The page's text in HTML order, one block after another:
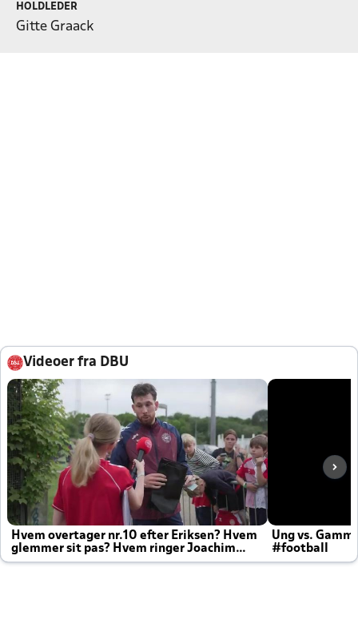
HOLDLEDER
Gitte Graack
Videoer fra DBU
Hvem overtager nr.10 efter Eriksen? Hvem
glemmer sit pas? Hvem ringer Joachim
altid til efter kampe?
Ung vs.
#football